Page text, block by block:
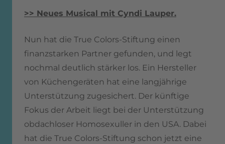
>> Neues Musical mit Cyndi Lauper.
Nun hat die True Colors-Stiftung einen
finanzstarken Partner gefunden, und legt
nochmal deutlich stärker los. Ein Hersteller
von Küchengeräten hat eine langjährige
Unterstützung zugesichert. Der künftige
Fokus der Arbeit liegt bei der Unterstützung
obdachloser Homosexuller in den USA. Dabei
hat die True Colors-Stiftung schon jetzt eine